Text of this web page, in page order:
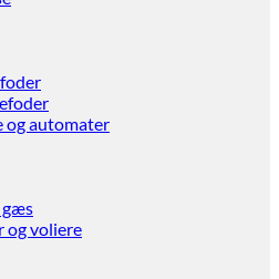
og automater
og voliere